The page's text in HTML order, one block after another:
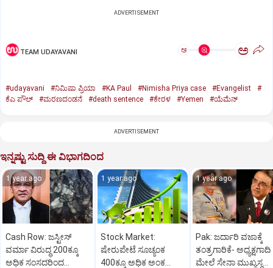
ADVERTISEMENT
TEAM UDAYAVANI ಅ ಅ
#udayavani #ನಿಮಿಷಾ ಪ್ರಿಯಾ #KA Paul #Nimisha Priya case #Evangelist
#
ಕೆಎ ಪೌಲ್
#ಮರಣದಂಡನೆ #death sentence #ಕೇರಳ #Yemen #ಯೆಮೆನ್‌
ADVERTISEMENT
ಇನ್ನಷ್ಟು ಸುದ್ದಿ ಈ ವಿಭಾಗದಿಂದ
1 year ago
Cash Row: ಜಸ್ಟೀಸ್‌
ವರ್ಮಾ ವಿರುದ್ಧ 200ಕ್ಕೂ
ಅಧಿಕ ಸಂಸದರಿಂದ
1 year ago
Stock Market:
ಷೇರುಪೇಟೆ ಸೂಚ್ಯಂಕ
400ಕ್ಕೂ ಅಧಿಕ ಅಂಕ
1 year ago
Pak: ಜರ್ದಾರಿ ವಜಾಕ್ಕೆ
ತಂತ್ರಗಾರಿಕೆ- ಅಧ್ಯಕ್ಷಗಾದಿ
ಮೇಲೆ ಸೇನಾ ಮುಖ್ಯಸ್ಥ